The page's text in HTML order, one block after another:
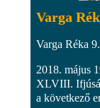
Varga
Varga Réka
2018. május
XLVIII.
a következő